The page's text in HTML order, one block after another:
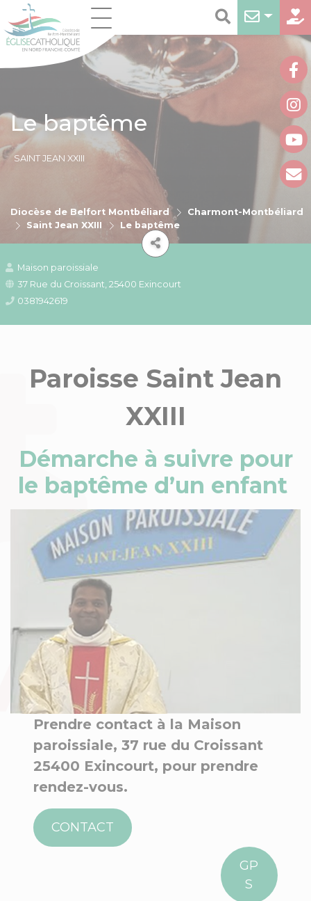
Le baptême
SAINT JEAN XXIII
Diocèse de Belfort Montbéliard
Charmont-Montbéliard
Saint Jean XXIII
Le baptême
Maison paroissiale
37 Rue du Croissant, 25400 Exincourt
0381942619
Paroisse Saint Jean
XXIII
Démarche à suivre pour
le baptême d’un enfant
Prendre contact à la Maison
paroissiale, 37 rue du Croissant
25400 Exincourt, pour prendre
rendez-vous.
CONTACT
GP
S